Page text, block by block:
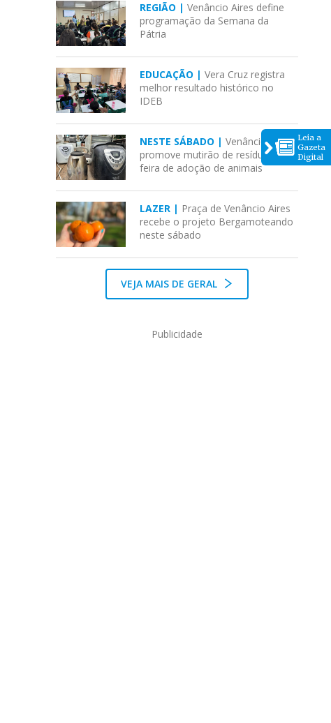
Leia a
Gazeta
Digital
REGIÃO |Venâncio Aires define
programação da Semana da
Pátria
EDUCAÇÃO |Vera Cruz registra
melhor resultado histórico no
IDEB
NESTE SÁBADO |Venâncio Aires
promove mutirão de resíduos com
feira de adoção de animais
LAZER | Praça de Venâncio Aires
recebe o projeto Bergamoteando
neste sábado
VEJA MAIS DE GERAL
Publicidade